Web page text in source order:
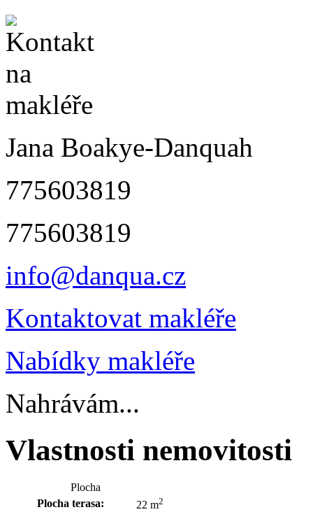
Jana Boakye-Danquah
775603819
775603819
info@danqua.cz
Kontaktovat makléře
Nabídky makléře
Nahrávám...
Vlastnosti nemovitosti
Plocha
Plocha terasa:
22 m2